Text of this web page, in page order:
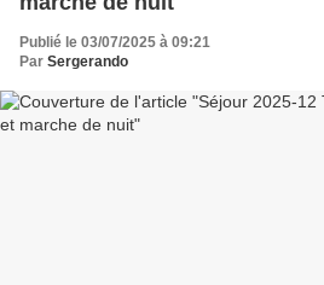
Publié le 03/07/2025 à 09:21
Par Sergerando